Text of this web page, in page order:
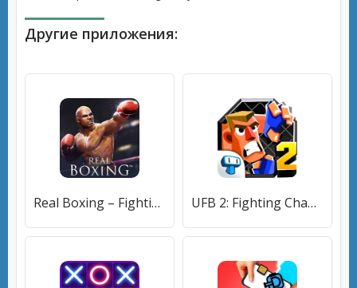
Другие приложения:
Real Boxing – Fighting Game (Реал Боксинг) [МОД Много денег] APK Android UFB 2: Fighting Champions Game (УФБ 2) [МОД Mega Pack] APK Android